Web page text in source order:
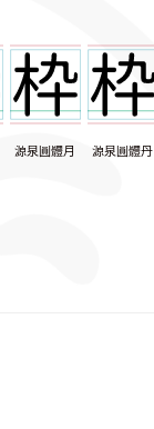
源泉圓體月 源泉圓體丹